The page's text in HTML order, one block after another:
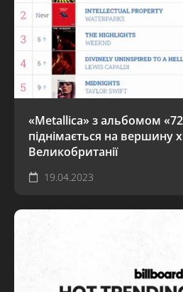
«Metallica» з альбомом
піднімається на вершину
Великобританії
19.04.2023